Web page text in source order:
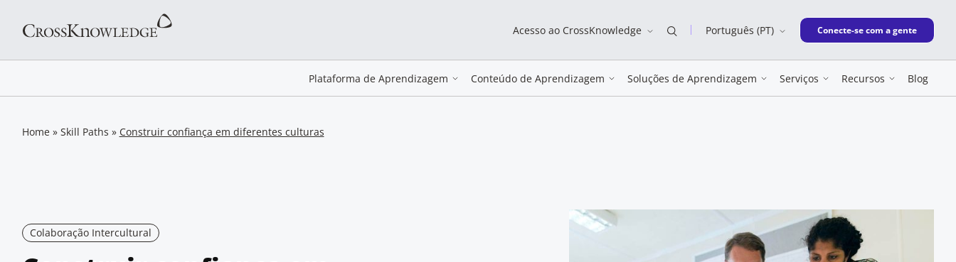
Acesso ao CrossKnowledge Português (PT) New window
Conecte-se com a gente
Plataforma de Aprendizagem Conteúdo de Aprendizagem Soluções de Aprendizagem Serviços Recursos Blog
Home» Skill Paths » Construir confiança em diferentes culturas
Colaboração Intercultural